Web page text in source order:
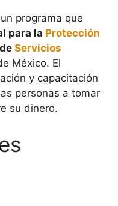
programa que
para la Protección
Servicios
México. El
y capacitación
personas a tomar
su dinero.